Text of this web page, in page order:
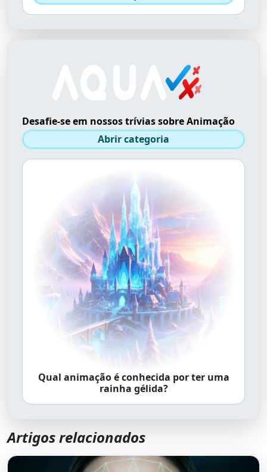
Desafie-se em nossos trívias sobre Animação
Abrir categoria
Qual animação é conhecida por ter uma
rainha gélida?
Artigos relacionados